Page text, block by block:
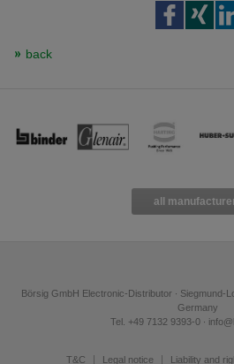
Wir haben erkannt, dass ihr Browser eine
Möchten Sie zur Deutschen Version wechseln?
Váš prohlížeč se zdá být v jiném jazyce, než
stránka je k dispozici také v angličtině.
verzi?
We have detected, that your browser prefers
back
all
Börsig GmbH Electronic-Distributor ∙ Siegmund-
Germany
Tel. +49 7132 9393-0 ∙
T&C Legal notice Liability and